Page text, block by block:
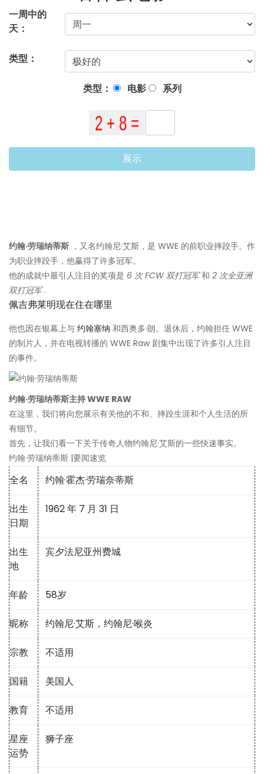
一周中的
天：
类型：
类型： 电影 系列
展示
约翰·劳瑞纳蒂斯 ，又名约翰尼·艾斯，是 WWE 的前职业摔跤手。作
为职业摔跤手，他赢得了许多冠军。
他的成就中最引人注目的奖项是 6 次 FCW 双打冠军和 2 次全亚洲
双打冠军.
佩吉弗莱明现在住在哪里
他也因在银幕上与 约翰塞纳 和西奥多·朗。退休后，约翰担任 WWE
的制片人，并在电视转播的 WWE Raw 剧集中出现了许多引人注目
的事件。
约翰·劳瑞纳蒂斯主持 WWE RAW
在这里，我们将向您展示有关他的不和、摔跤生涯和个人生活的所
有细节。
首先，让我们看一下关于传奇人物约翰尼·艾斯的一些快速事实。
约翰·劳瑞纳蒂斯 |要闻速览
全名 约翰·霍杰·劳瑞奈蒂斯
出生
日期
1962 年 7 月 31 日
出生
地
宾夕法尼亚州费城
年龄 58岁
昵称 约翰尼·艾斯，约翰尼·喉炎
宗教 不适用
国籍 美国人
教育 不适用
星座
运势
狮子座